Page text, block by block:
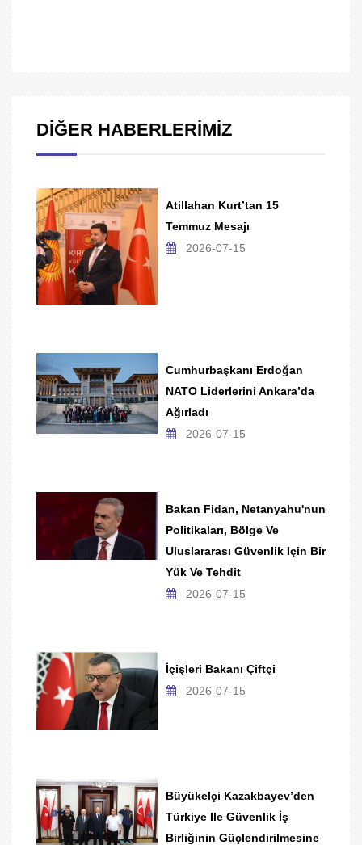
DİĞER HABERLERİMİZ
Atillahan Kurt’tan 15
Temmuz Mesajı
2026-07-15
Cumhurbaşkanı Erdoğan
NATO Liderlerini Ankara’da
Ağırladı
2026-07-15
Bakan Fidan, Netanyahu'nun
Politikaları, Bölge Ve
Uluslararası Güvenlik Için Bir
Yük Ve Tehdit
2026-07-15
İçişleri Bakanı Çiftçi
2026-07-15
Büyükelçi Kazakbayev’den
Türkiye Ile Güvenlik İş
Birliğinin Güçlendirilmesine